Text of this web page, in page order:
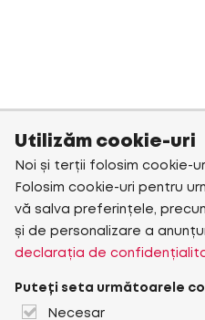
Utilizăm cookie-uri
Noi și terții folosim cookie-
Folosim cookie-uri pentru
vă salva preferințele,
și de personalizare a
declarația de
Puteți seta următoarele
Necesar